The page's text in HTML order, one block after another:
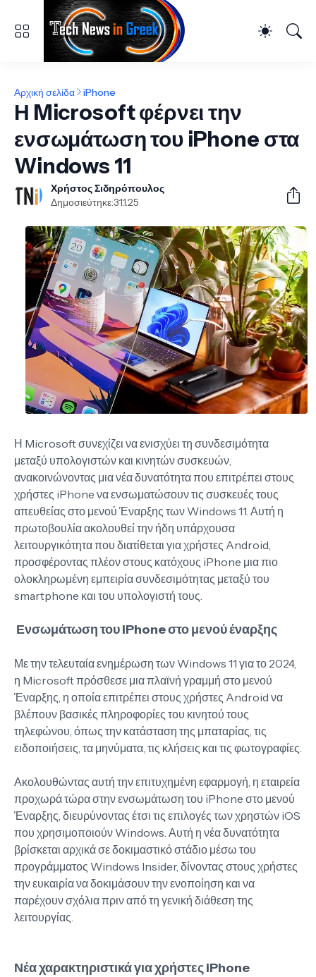
Αρχική σελίδα iPhone
Η Microsoft φέρνει την
ενσωμάτωση του iPhone στα
Windows 11
Χρήστος Σιδηρόπουλος
Δημοσιεύτηκε:31.1.25
Η Microsoft συνεχίζει να ενισχύει τη συνδεσιμότητα
μεταξύ υπολογιστών και κινητών συσκευών,
ανακοινώνοντας μια νέα δυνατότητα που επιτρέπει στους
χρήστες iPhone να ενσωματώσουν τις συσκευές τους
απευθείας στο μενού Έναρξης των Windows 11. Αυτή η
πρωτοβουλία ακολουθεί την ήδη υπάρχουσα
λειτουργικότητα που διατίθεται για χρήστες Android,
προσφέροντας πλέον στους κατόχους iPhone μια πιο
ολοκληρωμένη εμπειρία συνδεσιμότητας μεταξύ του
smartphone και του υπολογιστή τους.
Ενσωμάτωση του iPhone στο μενού έναρξης
Με την τελευταία ενημέρωση των Windows 11 για το 2024,
η Microsoft πρόσθεσε μια πλαϊνή γραμμή στο μενού
Έναρξης, η οποία επιτρέπει στους χρήστες Android να
βλέπουν βασικές πληροφορίες του κινητού τους
τηλεφώνου, όπως την κατάσταση της μπαταρίας, τις
ειδοποιήσεις, τα μηνύματα, τις κλήσεις και τις φωτογραφίες.
Ακολουθώντας αυτή την επιτυχημένη εφαρμογή, η εταιρεία
προχωρά τώρα στην ενσωμάτωση του iPhone στο μενού
Έναρξης, διευρύνοντας έτσι τις επιλογές των χρηστών iOS
που χρησιμοποιούν Windows. Αυτή η νέα δυνατότητα
βρίσκεται αρχικά σε δοκιμαστικό στάδιο μέσω του
προγράμματος Windows Insider, δίνοντας στους χρήστες
την ευκαιρία να δοκιμάσουν την ενοποίηση και να
παρέχουν σχόλια πριν από τη γενική διάθεση της
λειτουργίας.
Νέα χαρακτηριστικά για χρήστες iPhone